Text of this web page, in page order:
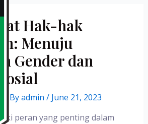
Hak-hak
Menuju
Gender dan
/ Byadmin / June 21, 2023
peran yang penting dalam